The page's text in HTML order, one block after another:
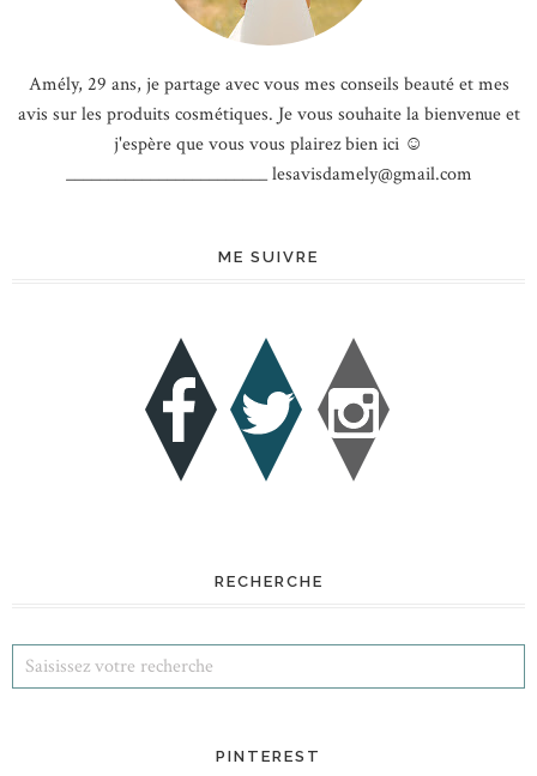
Amély, 29 ans, je partage avec vous mes conseils beauté et mes
avis sur les produits cosmétiques. Je vous souhaite la bienvenue et
j'espère que vous vous plairez bien ici ☺
________________________ lesavisdamely@gmail.com
ME SUIVRE
RECHERCHE
PINTEREST